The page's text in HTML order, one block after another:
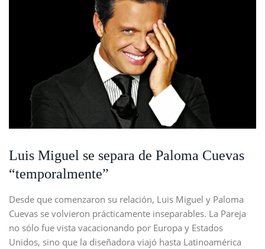
Luis Miguel se separa de Paloma Cuevas
“temporalmente”
Desde que comenzaron su relación, Luis Miguel y Paloma
Cuevas se volvieron prácticamente inseparables. La Pareja
no sólo fue vista vacacionando por Europa y Estados
Unidos, sino que la diseñadora viajó hasta Latinoamérica